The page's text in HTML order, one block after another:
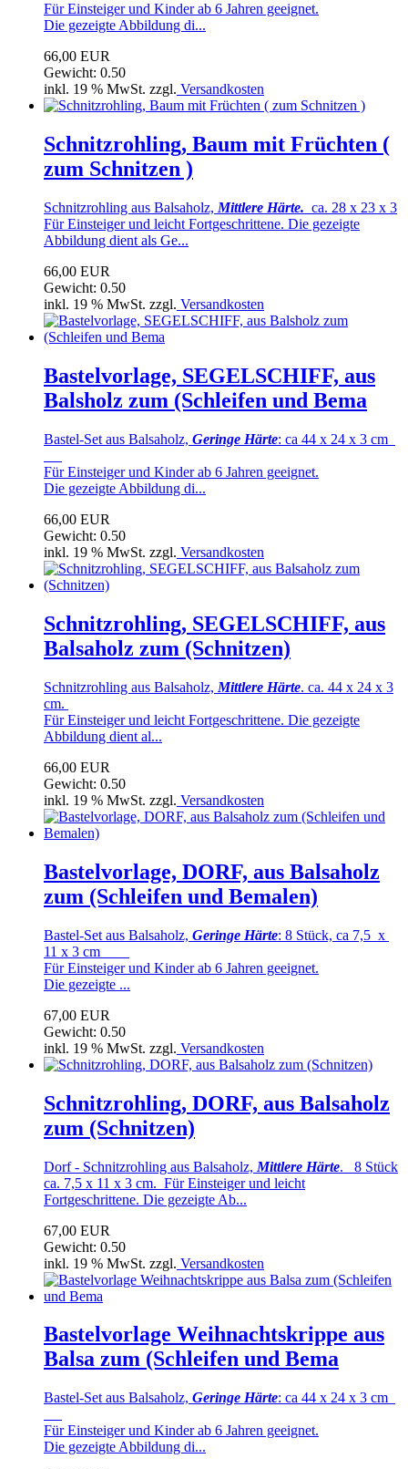
Für Einsteiger und Kinder ab 6 Jahren geeignet.
Die gezeigte Abbildung di...
66,00 EUR
Gewicht: 0.50
inkl. 19 % MwSt. zzgl. Versandkosten
Schnitzrohling, Baum mit Früchten (
zum Schnitzen )
Schnitzrohling aus Balsaholz, Mittlere Härte. ca. 28 x 23 x 3
Für Einsteiger und leicht Fortgeschrittene. Die gezeigte
Abbildung dient als Ge...
66,00 EUR
Gewicht: 0.50
inkl. 19 % MwSt. zzgl. Versandkosten
Bastelvorlage, SEGELSCHIFF, aus
Balsholz zum (Schleifen und Bema
Bastel-Set aus Balsaholz, Geringe Härte: ca 44 x 24 x 3 cm
Für Einsteiger und Kinder ab 6 Jahren geeignet.
Die gezeigte Abbildung di...
66,00 EUR
Gewicht: 0.50
inkl. 19 % MwSt. zzgl. Versandkosten
Schnitzrohling, SEGELSCHIFF, aus
Balsaholz zum (Schnitzen)
Schnitzrohling aus Balsaholz, Mittlere Härte. ca. 44 x 24 x 3
cm.
Für Einsteiger und leicht Fortgeschrittene. Die gezeigte
Abbildung dient al...
66,00 EUR
Gewicht: 0.50
inkl. 19 % MwSt. zzgl. Versandkosten
Bastelvorlage, DORF, aus Balsaholz
zum (Schleifen und Bemalen)
Bastel-Set aus Balsaholz, Geringe Härte: 8 Stück, ca 7,5 x
11 x 3 cm
Für Einsteiger und Kinder ab 6 Jahren geeignet.
Die gezeigte ...
67,00 EUR
Gewicht: 0.50
inkl. 19 % MwSt. zzgl. Versandkosten
Schnitzrohling, DORF, aus Balsaholz
zum (Schnitzen)
Dorf - Schnitzrohling aus Balsaholz, Mittlere Härte. 8 Stück
ca. 7,5 x 11 x 3 cm. Für Einsteiger und leicht
Fortgeschrittene. Die gezeigte Ab...
67,00 EUR
Gewicht: 0.50
inkl. 19 % MwSt. zzgl. Versandkosten
Bastelvorlage Weihnachtskrippe aus
Balsa zum (Schleifen und Bema
Bastel-Set aus Balsaholz, Geringe Härte: ca 44 x 24 x 3 cm
Für Einsteiger und Kinder ab 6 Jahren geeignet.
Die gezeigte Abbildung di...